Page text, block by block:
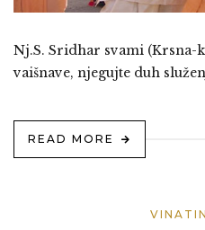
Nj.S. Sridhar svami (Krsna-
vaišnave, njegujte duh
READ MORE